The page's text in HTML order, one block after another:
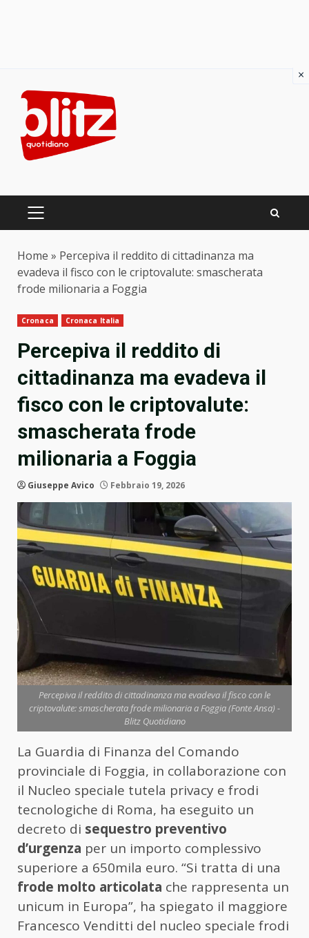
content
PRIMARY
Home » Percepiva il reddito di cittadinanza ma
evadeva il fisco con le criptovalute: smascherata
frode milionaria a Foggia
Cronaca Cronaca Italia
Percepiva il reddito di
cittadinanza ma evadeva il
fisco con le criptovalute:
smascherata frode
milionaria a Foggia
Giuseppe Avico Febbraio 19, 2026
Percepiva il reddito di cittadinanza ma evadeva il fisco con le
criptovalute: smascherata frode milionaria a Foggia (Fonte Ansa) -
Blitz Quotidiano
La Guardia di Finanza del Comando
provinciale di Foggia, in collaborazione con
il Nucleo speciale tutela privacy e frodi
tecnologiche di Roma, ha eseguito un
decreto di sequestro preventivo
d’urgenza per un importo complessivo
superiore a 650mila euro. “Si tratta di una
frode molto articolata che rappresenta un
unicum in Europa”, ha spiegato il maggiore
Francesco Venditti del nucleo speciale frodi
×